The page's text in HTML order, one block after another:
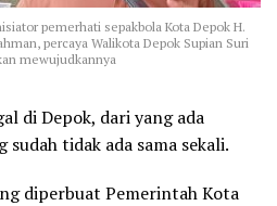
pemerhati sepakbola Kota Depok H.
percaya Walikota Depok Supian Suri
mewujudkannya
di Depok, dari yang ada
sudah tidak ada sama sekali.
diperbuat Pemerintah Kota